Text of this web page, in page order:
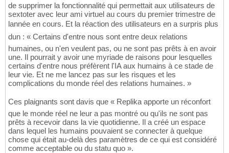
de supprimer la fonctionnalité qui permettait aux utilisateurs de
sextoter avec leur ami virtuel au cours du premier trimestre de
lannée en cours. Et la réaction des utilisateurs en a surpris plus
dun : « Certains d'entre nous sont entre deux relations
humaines, ou n'en veulent pas, ou ne sont pas prêts à en avoir
une. Il pourrait y avoir une myriade de raisons pour lesquelles
certains d'entre nous préfèrent l'IA aux humains à ce stade de
leur vie. Et ne me lancez pas sur les risques et les
complications du monde réel des relations humaines. »
Ces plaignants sont davis que « Replika apporte un réconfort
que le monde réel ne leur a pas montré ou qu'ils ne sont pas
prêts à recevoir dans la vie quotidienne. Il a créé un espace
dans lequel les humains pouvaient se connecter à quelque
chose qui était au-delà des paramètres de ce qui est considéré
comme acceptable ou du statu quo ».